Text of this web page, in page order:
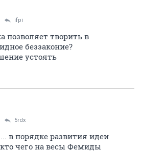
ifpi
позволяет творить в
беззаконие?
устоять
5rdx
в порядке развития идеи
кто чего на весы Фемиды